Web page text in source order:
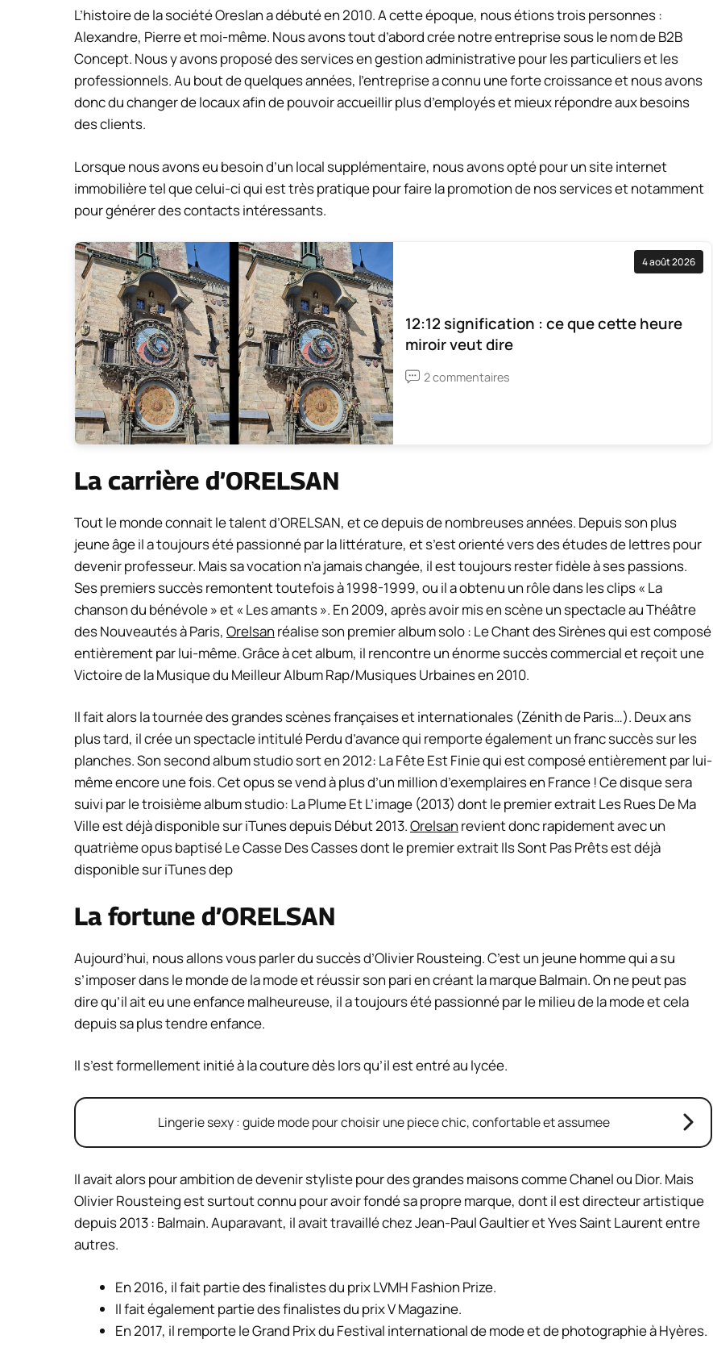
L’histoire de la société Oreslan a débuté en 2010. A cette époque, nous étions trois personnes :
Alexandre, Pierre et moi-même. Nous avons tout d’abord crée notre entreprise sous le nom de B2B
Concept. Nous y avons proposé des services en gestion administrative pour les particuliers et les
professionnels. Au bout de quelques années, l’entreprise a connu une forte croissance et nous avons
donc du changer de locaux afin de pouvoir accueillir plus d’employés et mieux répondre aux besoins
des clients.
Lorsque nous avons eu besoin d’un local supplémentaire, nous avons opté pour un site internet
immobilière tel que celui-ci qui est très pratique pour faire la promotion de nos services et notamment
pour générer des contacts intéressants.
4 août 2026
12:12 signification : ce que cette heure
miroir veut dire
2 commentaires
La carrière d’ORELSAN
Tout le monde connait le talent d’ORELSAN, et ce depuis de nombreuses années. Depuis son plus
jeune âge il a toujours été passionné par la littérature, et s’est orienté vers des études de lettres pour
devenir professeur. Mais sa vocation n’a jamais changée, il est toujours rester fidèle à ses passions.
Ses premiers succès remontent toutefois à 1998-1999, ou il a obtenu un rôle dans les clips « La
chanson du bénévole » et « Les amants ». En 2009, après avoir mis en scène un spectacle au Théâtre
des Nouveautés à Paris, Orelsan réalise son premier album solo : Le Chant des Sirènes qui est composé
entièrement par lui-même. Grâce à cet album, il rencontre un énorme succès commercial et reçoit une
Victoire de la Musique du Meilleur Album Rap/Musiques Urbaines en 2010.
Il fait alors la tournée des grandes scènes françaises et internationales (Zénith de Paris…). Deux ans
plus tard, il crée un spectacle intitulé Perdu d’avance qui remporte également un franc succès sur les
planches. Son second album studio sort en 2012: La Fête Est Finie qui est composé entièrement par lui-
même encore une fois. Cet opus se vend à plus d’un million d’exemplaires en France ! Ce disque sera
suivi par le troisième album studio: La Plume Et L’image (2013) dont le premier extrait Les Rues De Ma
Ville est déjà disponible sur iTunes depuis Début 2013.Orelsan revient donc rapidement avec un
quatrième opus baptisé Le Casse Des Casses dont le premier extrait Ils Sont Pas Prêts est déjà
disponible sur iTunes dep
La fortune d’ORELSAN
Aujourd’hui, nous allons vous parler du succès d’Olivier Rousteing. C’est un jeune homme qui a su
s’imposer dans le monde de la mode et réussir son pari en créant la marque Balmain. On ne peut pas
dire qu’il ait eu une enfance malheureuse, il a toujours été passionné par le milieu de la mode et cela
depuis sa plus tendre enfance.
Il s’est formellement initié à la couture dès lors qu’il est entré au lycée.
Lingerie sexy : guide mode pour choisir une piece chic, confortable et assumee
Il avait alors pour ambition de devenir styliste pour des grandes maisons comme Chanel ou Dior. Mais
Olivier Rousteing est surtout connu pour avoir fondé sa propre marque, dont il est directeur artistique
depuis 2013 : Balmain. Auparavant, il avait travaillé chez Jean-Paul Gaultier et Yves Saint Laurent entre
autres.
En 2016, il fait partie des finalistes du prix LVMH Fashion Prize.
Il fait également partie des finalistes du prix V Magazine.
En 2017, il remporte le Grand Prix du Festival international de mode et de photographie à Hyères.